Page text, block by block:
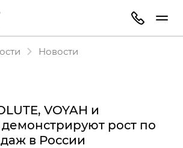
Новости
VOYAH и
демонстрируют рост по
в России